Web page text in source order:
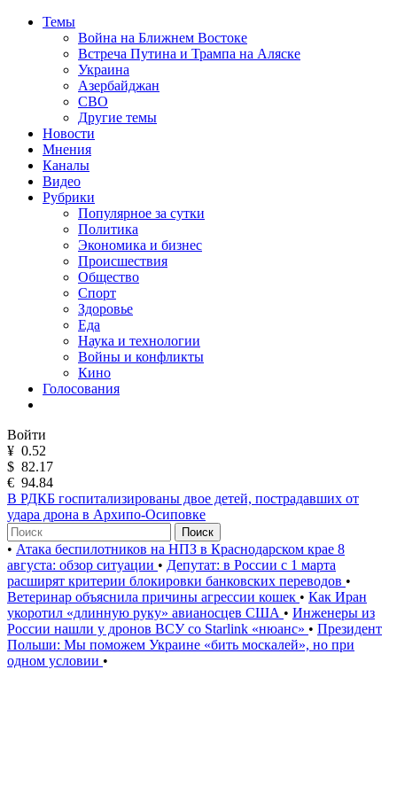
Темы
Война на Ближнем Востоке
Встреча Путина и Трампа на Аляске
Украина
Азербайджан
СВО
Другие темы
Новости
Мнения
Каналы
Видео
Рубрики
Популярное за сутки
Политика
Экономика и бизнес
Происшествия
Общество
Спорт
Здоровье
Еда
Наука и технологии
Войны и конфликты
Кино
Голосования
Войти
¥ 0.52
$ 82.17
€ 94.84
В РДКБ госпитализированы двое детей, пострадавших от
удара дрона в Архипо-Осиповке
Поиск
• Атака беспилотников на НПЗ в Краснодарском крае 8
августа: обзор ситуации • Депутат: в России с 1 марта
расширят критерии блокировки банковских переводов •
Ветеринар объяснила причины агрессии кошек • Как Иран
укоротил «длинную руку» авианосцев США • Инженеры из
России нашли у дронов ВСУ со Starlink «нюанс» • Президент
Польши: Мы поможем Украине «бить москалей», но при
одном условии •